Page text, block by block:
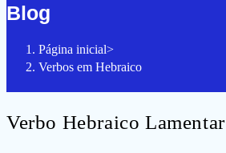
site
Blog
Página inicial>
Verbos em Hebraico
Verbo Hebraico Lamentar